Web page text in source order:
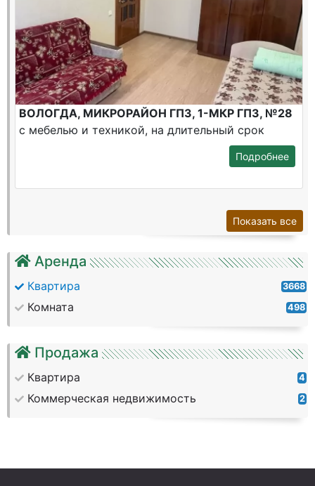
Аренда
Квартира 3668
Комната 498
Продажа
Квартира 4
Коммерческая недвижимость 2
ВОЛОГДА, МИКРОРАЙОН ГПЗ, 1-МКР ГПЗ, №28
с мебелью и техникой, на длительный срок
Подробнее
Показать все